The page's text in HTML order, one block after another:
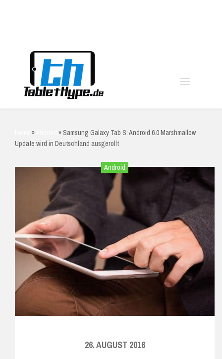
» » Samsung Galaxy Tab S: Android 6.0 Marshmallow
Update wird in Deutschland ausgerollt
Android
26. AUGUST 2016